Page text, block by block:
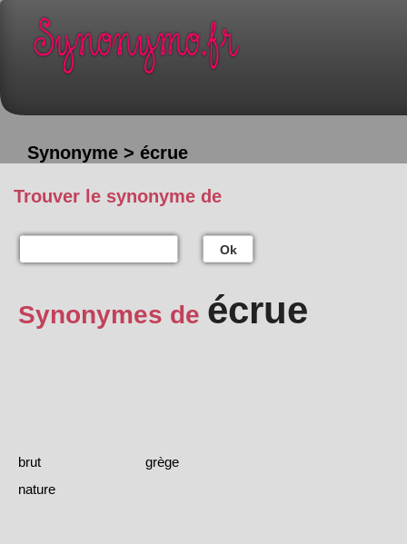
Synonyme > écrue
Trouver le synonyme de
Ok
Synonymes de écrue
brut
grège
nature